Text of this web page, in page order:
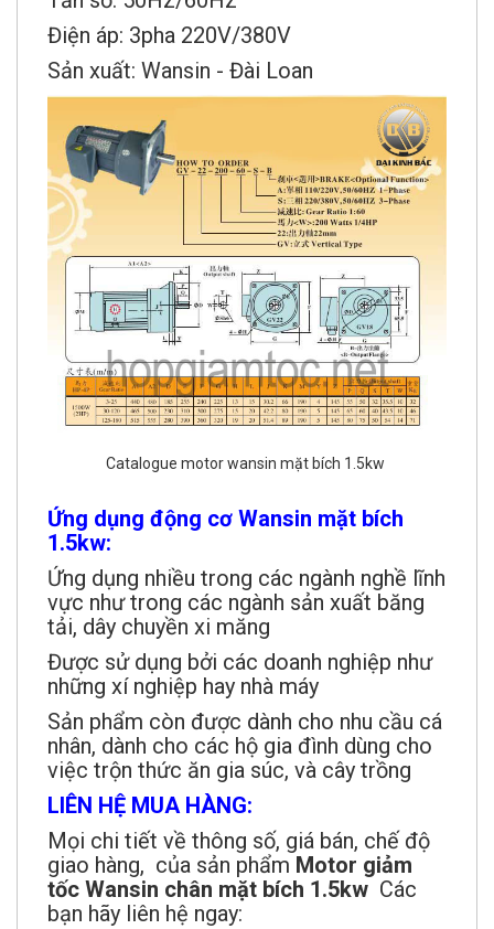
Điện áp: 3pha 220V/380V
Sản xuất: Wansin - Đài Loan
Catalogue motor wansin mặt bích 1.5kw
Ứng dụng động cơ Wansin mặt bích
1.5kw:
Ứng dụng nhiều trong các ngành nghề lĩnh
vực như trong các ngành sản xuất băng
tải, dây chuyền xi măng​
Được sử dụng bởi các doanh nghiệp như
những xí nghiệp hay nhà máy
Sản phẩm còn được dành cho nhu cầu cá
nhân, dành cho các hộ gia đình dùng cho
việc trộn thức ăn gia súc, và cây trồng
LIÊN HỆ MUA HÀNG:
Mọi chi tiết về thông số, giá bán, chế độ
giao hàng, của sản phẩm Motor giảm
tốc Wansin chân mặt bích 1.5kw Các
bạn hãy liên hệ ngay: